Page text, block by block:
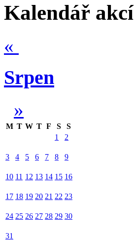
Kalendář akcí
«
Srpen
»
M T W T F S
S
1
2
3 4 5 6 7 8 9
10 11 12 13 14 15 16
17 18 19 20 21 22 23
24 25 26 27 28 29 30
31